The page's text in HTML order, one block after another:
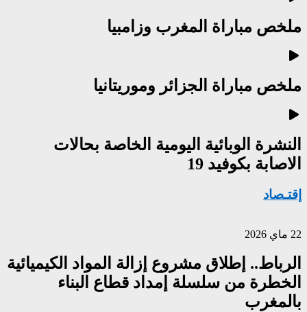
ملخص مباراة المغرب وزامبيا
ملخص مباراة الجزائر وموريتانيا
النشرة الوبائية اليومية الخاصة بحالات
الاصابة بكوفيد 19
إقتـصاد
22 ماي 2026
الرباط.. إطلاق مشروع إزالة المواد الكيميائية
الخطرة من سلسلة إمداد قطاع البناء
بالمغرب